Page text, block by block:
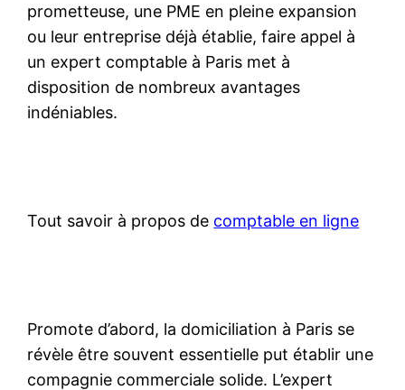
prometteuse, une PME en pleine expansion
ou leur entreprise déjà établie, faire appel à
un expert comptable à Paris met à
disposition de nombreux avantages
indéniables.
Tout savoir à propos de comptable en ligne
Promote d’abord, la domiciliation à Paris se
révèle être souvent essentielle put établir une
compagnie commerciale solide. L’expert